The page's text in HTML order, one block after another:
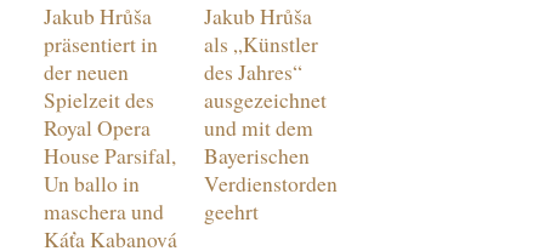
Jakub Hrůša
präsentiert in
der neuen
Spielzeit des
Royal Opera
House Parsifal,
Un ballo in
maschera und
Káťa Kabanová
Jakub Hrůša
als „Künstler
des Jahres“
ausgezeichnet
und mit dem
Bayerischen
Verdienstorden
geehrt